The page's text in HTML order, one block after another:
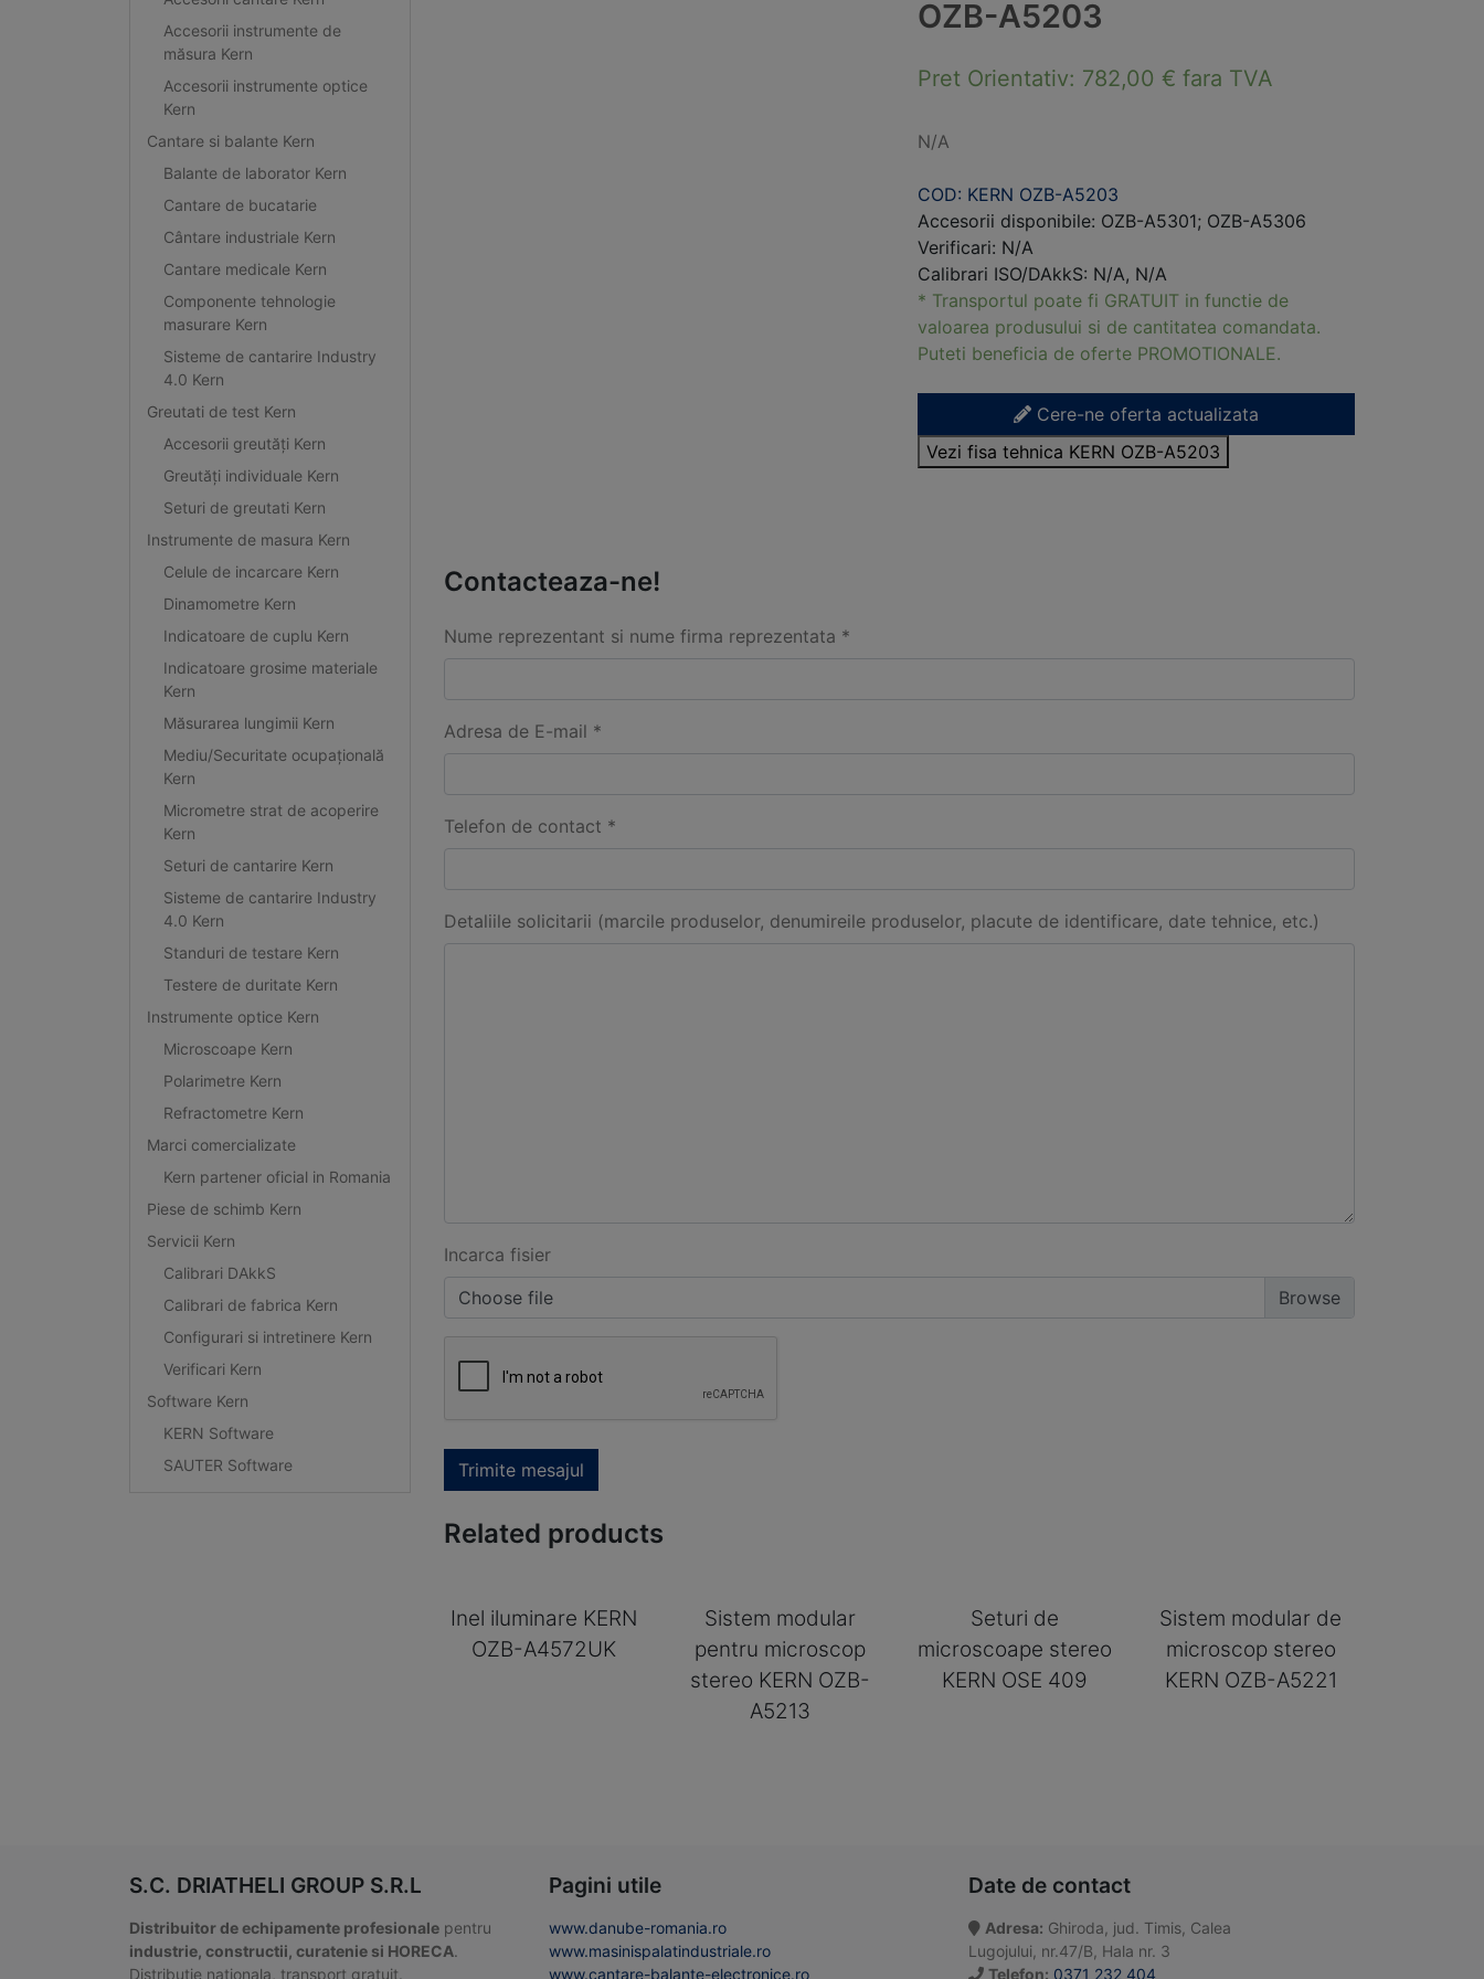
Accesorii instrumente de
măsura Kern
Accesorii instrumente optice
Kern
Cantare si balante Kern
Balante de laborator Kern
Cantare de bucatarie
Cântare industriale Kern
Cantare medicale Kern
Componente tehnologie
masurare Kern
Sisteme de cantarire Industry
4.0 Kern
Greutati de test Kern
Accesorii greutăți Kern
Greutăți individuale Kern
Seturi de greutati Kern
Instrumente de masura Kern
Celule de incarcare Kern
Dinamometre Kern
Indicatoare de cuplu Kern
Indicatoare grosime materiale
Kern
Măsurarea lungimii Kern
Mediu/Securitate ocupațională
Kern
Micrometre strat de acoperire
Kern
Seturi de cantarire Kern
Sisteme de cantarire Industry
4.0 Kern
Standuri de testare Kern
Testere de duritate Kern
Instrumente optice Kern
Microscoape Kern
Polarimetre Kern
Refractometre Kern
Marci comercializate
Kern partener oficial in Romania
Piese de schimb Kern
Servicii Kern
Calibrari DAkkS
Calibrari de fabrica Kern
Configurari si intretinere Kern
Verificari Kern
Software Kern
KERN Software
SAUTER Software
OZB-A5203
Pret Orientativ: 782,00 € fara TVA
N/A
COD: KERN OZB-A5203
Accesorii disponibile: OZB-A5301; OZB-A5306
Verificari: N/A
Calibrari ISO/DAkkS: N/A, N/A
* Transportul poate fi GRATUIT in functie de
valoarea produsului si de cantitatea comandata.
Puteti beneficia de oferte PROMOTIONALE.
Cere-ne oferta actualizata
Vezi fisa tehnica KERN OZB-A5203
Contacteaza-ne!
Nume reprezentant si nume firma reprezentata *
Adresa de E-mail *
Telefon de contact *
Detaliile solicitarii (marcile produselor, denumireile produselor, placute de identificare, date tehnice, etc.)
Incarca fisier
Choose file
Trimite mesajul
Related products
Inel iluminare KERN
OZB-A4572UK
Sistem modular
pentru microscop
stereo KERN OZB-
A5213
Seturi de
microscoape stereo
KERN OSE 409
Sistem modular de
microscop stereo
KERN OZB-A5221
S.C. DRIATHELI GROUP S.R.L
Distribuitor de echipamente profesionale pentru
industrie, constructii, curatenie si HORECA.
Distributie nationala, transport gratuit.
Pagini utile
www.danube-romania.ro
www.masinispalatindustriale.ro
www.cantare-balante-electronice.ro
Date de contact
Adresa: Ghiroda, jud. Timis, Calea
Lugojului, nr.47/B, Hala nr. 3
Telefon: 0371 232 404